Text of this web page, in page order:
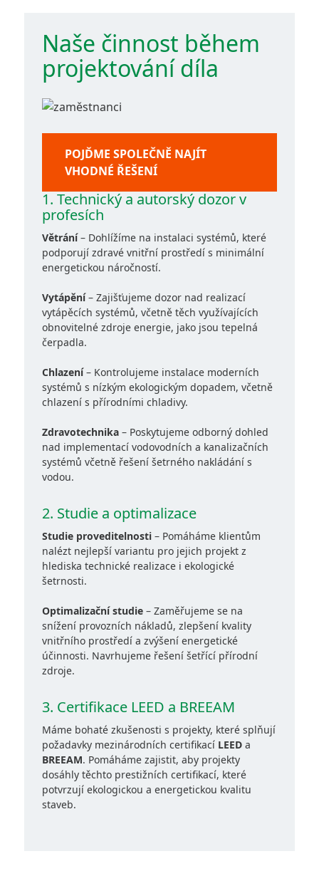
Naše činnost během
projektování díla
POJĎME SPOLEČNĚ NAJÍT
VHODNÉ ŘEŠENÍ
1. Technický a autorský dozor v
profesích
Větrání– Dohlížíme na instalaci systémů, které
podporují zdravé vnitřní prostředí s minimální
energetickou náročností.
Vytápění– Zajišťujeme dozor nad realizací
vytápěcích systémů, včetně těch využívajících
obnovitelné zdroje energie, jako jsou tepelná
čerpadla.
Chlazení– Kontrolujeme instalace moderních
systémů s nízkým ekologickým dopadem, včetně
chlazení s přírodními chladivy.
Zdravotechnika – Poskytujeme odborný dohled
nad implementací vodovodních a kanalizačních
systémů včetně řešení šetrného nakládání s
vodou.
2. Studie a optimalizace
Studie proveditelnosti – Pomáháme klientům
nalézt nejlepší variantu pro jejich projekt z
hlediska technické realizace i ekologické
šetrnosti.
Optimalizační studie – Zaměřujeme se na
snížení provozních nákladů, zlepšení kvality
vnitřního prostředí a zvýšení energetické
účinnosti. Navrhujeme řešení šetřící přírodní
zdroje.
3. Certifikace LEED a BREEAM
Máme bohaté zkušenosti s projekty, které splňují
požadavky mezinárodních certifikací LEED a
BREEAM. Pomáháme zajistit, aby projekty
dosáhly těchto prestižních certifikací, které
potvrzují ekologickou a energetickou kvalitu
staveb.